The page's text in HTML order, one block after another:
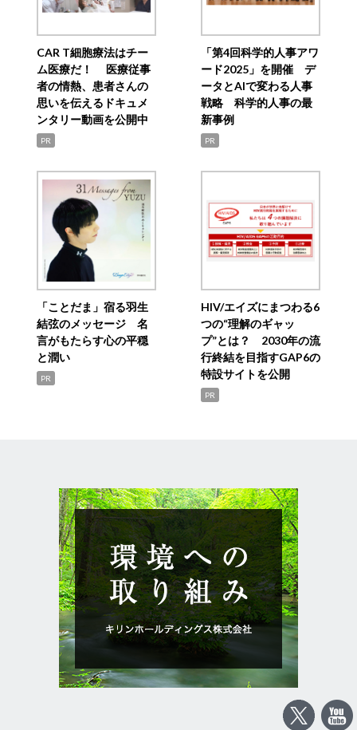
CAR T細胞療法はチー
ム医療だ！ 医療従事
者の情熱、患者さんの
思いを伝えるドキュメ
ンタリー動画を公開中
PR
「第4回科学的人事アワ
ード2025」を開催 デ
ータとAIで変わる人事
戦略 科学的人事の最
新事例
PR
「ことだま」宿る羽生
結弦のメッセージ 名
言がもたらす心の平穏
と潤い
PR
HIV/エイズにまつわる6
つの“理解のギャッ
プ”とは？ 2030年の流
行終結を目指すGAP6の
特設サイトを公開
PR